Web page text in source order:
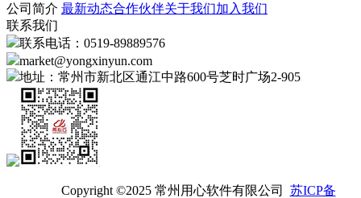
公司简介 最新动态合作伙伴关于我们加入我们
联系我们
联系电话：0519-89889576
market@yongxinyun.com
地址：常州市新北区通江中路600号芝时广场2-905
Copyright ©2025 常州用心软件有限公司 苏ICP备